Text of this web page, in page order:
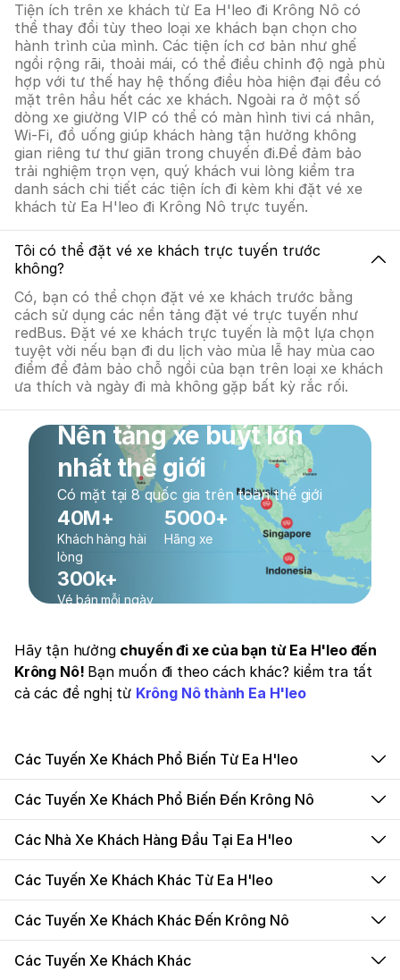
Tiện ích trên xe khách từ Ea H'leo đi Krông Nô có
thể thay đổi tùy theo loại xe khách bạn chọn cho
hành trình của mình. Các tiện ích cơ bản như ghế
ngồi rộng rãi, thoải mái, có thể điều chỉnh độ ngả phù
hợp với tư thế hay hệ thống điều hòa hiện đại đều có
mặt trên hầu hết các xe khách. Ngoài ra ở một số
dòng xe giường VIP có thể có màn hình tivi cá nhân,
Wi-Fi, đồ uống giúp khách hàng tận hưởng không
gian riêng tư thư giãn trong chuyến đi.Để đảm bảo
trải nghiệm trọn vẹn, quý khách vui lòng kiểm tra
danh sách chi tiết các tiện ích đi kèm khi đặt vé xe
khách từ Ea H'leo đi Krông Nô trực tuyến.
Tôi có thể đặt vé xe khách trực tuyến trước
không?
Có, bạn có thể chọn đặt vé xe khách trước bằng
cách sử dụng các nền tảng đặt vé trực tuyến như
redBus. Đặt vé xe khách trực tuyến là một lựa chọn
tuyệt vời nếu bạn đi du lịch vào mùa lễ hay mùa cao
điểm để đảm bảo chỗ ngồi của bạn trên loại xe khách
ưa thích và ngày đi mà không gặp bất kỳ rắc rối.
Nền tảng xe buýt lớn
nhất thế giới
Có mặt tại 8 quốc gia trên toàn thế giới
40M+
Khách hàng hài
lòng
5000+
Hãng xe
300k+
Vé bán mỗi ngày
Hãy tận hưởng chuyến đi xe của bạn từ Ea H'leo đến
Krông Nô! Bạn muốn đi theo cách khác? kiểm tra tất
cả các đề nghị từ Krông Nô thành Ea H'leo
Các Tuyến Xe Khách Phổ Biến Từ Ea H'leo
Các Tuyến Xe Khách Phổ Biến Đến Krông Nô
Các Nhà Xe Khách Hàng Đầu Tại Ea H'leo
Các Tuyến Xe Khách Khác Từ Ea H'leo
Các Tuyến Xe Khách Khác Đến Krông Nô
Các Tuyến Xe Khách Khác